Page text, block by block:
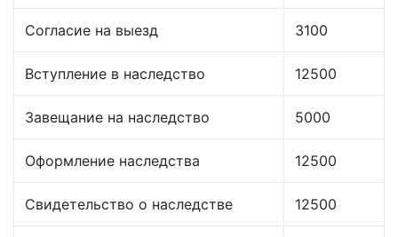
Согласие на выезд 3100
Вступление в наследство 12500
Завещание на наследство 5000
Оформление наследства 12500
Свидетельство о наследстве 12500